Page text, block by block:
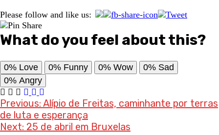
Please follow and like us:
What do you feel about this?
0% Love 0% Funny 0% Wow 0% Sad
0% Angry
Post
navigation
Previous: Alípio de Freitas, caminhante por terras
de luta e esperança
Next: 25 de abril em Bruxelas